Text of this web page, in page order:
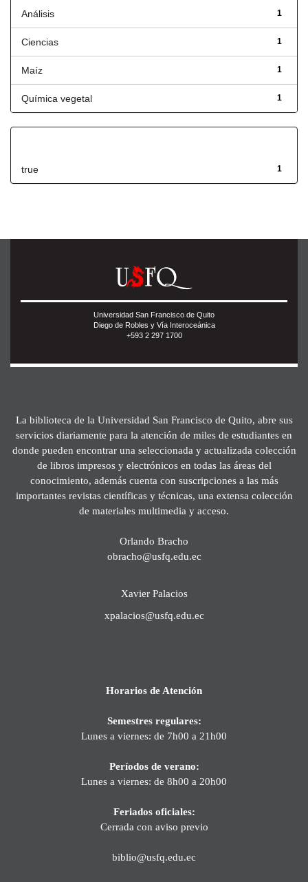
1
Análisis
1
Ciencias
1
Maíz
1
Química vegetal
1
true
Universidad San Francisco de Quito
Diego de Robles y Vía Interoceánica
+593 2 297 1700
La biblioteca de la Universidad San Francisco de Quito, abre sus
servicios diariamente para la atención de miles de estudiantes en
donde pueden encontrar una seleccionada y actualizada colección
de libros impresos y electrónicos en todas las áreas del
conocimiento, además cuenta con suscripciones a las más
importantes revistas científicas y técnicas, una extensa colección
de materiales multimedia y acceso.
Orlando Bracho
obracho@usfq.edu.ec
Xavier Palacios
xpalacios@usfq.edu.ec
Horarios de Atención
Semestres regulares:
Lunes a viernes: de 7h00 a 21h00
Períodos de verano:
Lunes a viernes: de 8h00 a 20h00
Feriados oficiales:
Cerrada con aviso previo
biblio@usfq.edu.ec